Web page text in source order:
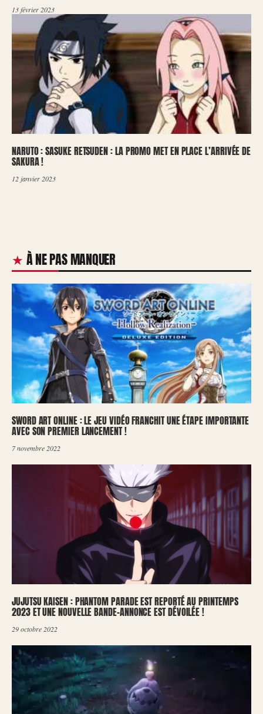
13 février 2023
NARUTO : SASUKE RETSUDEN : LA PROMO MET EN PLACE L’ARRIVÉE DE
SAKURA !
12 janvier 2023
À NE PAS MANQUER
SWORD ART ONLINE : LE JEU VIDÉO FRANCHIT UNE ÉTAPE IMPORTANTE
AVEC SON PREMIER LANCEMENT !
7 novembre 2022
JUJUTSU KAISEN : PHANTOM PARADE EST REPORTÉ AU PRINTEMPS
2023 ET UNE NOUVELLE BANDE-ANNONCE EST DÉVOILÉE !
29 octobre 2022